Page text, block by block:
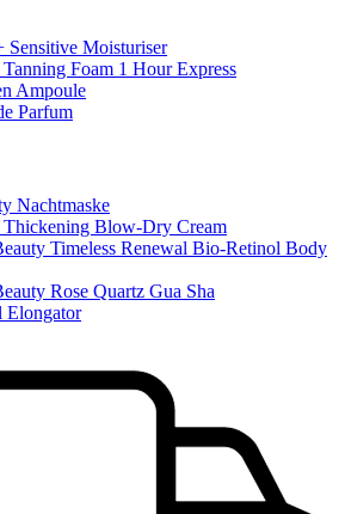
Moisturiser
Foam 1 Hour Express
Ampoule
Parfum
Nachtmaske
Blow-Dry Cream
Timeless Renewal Bio-Retinol Body
Rose Quartz Gua Sha